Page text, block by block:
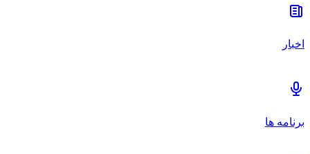
اخبار
برنامه ها